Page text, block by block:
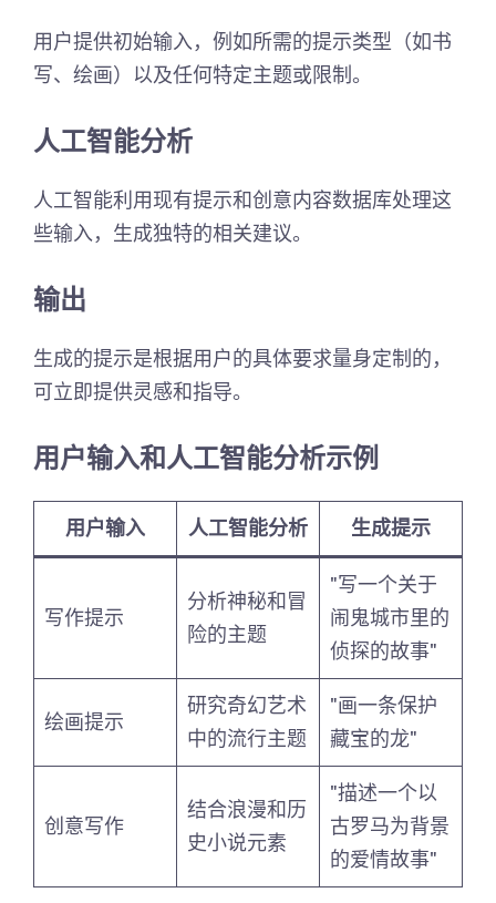
用户提供初始输入，例如所需的提示类型（如书
写、绘画）以及任何特定主题或限制。
人工智能分析
人工智能利用现有提示和创意内容数据库处理这
些输入，生成独特的相关建议。
输出
生成的提示是根据用户的具体要求量身定制的，
可立即提供灵感和指导。
用户输入和人工智能分析示例
用户输入 人工智能分析 生成提示
写作提示
分析神秘和冒
险的主题
"写一个关于
闹鬼城市里的
侦探的故事"
绘画提示
研究奇幻艺术
中的流行主题
"画一条保护
藏宝的龙"
创意写作
结合浪漫和历
史小说元素
"描述一个以
古罗马为背景
的爱情故事"